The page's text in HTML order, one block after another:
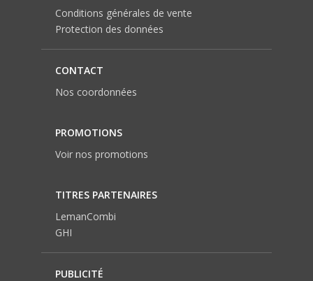
Conditions générales de vente
Protection des données
CONTACT
Nos coordonnées
PROMOTIONS
Voir nos promotions
TITRES PARTENAIRES
LemanCombi
GHI
PUBLICITÉ